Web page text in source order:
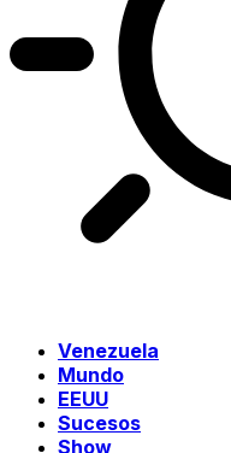
Venezuela
Mundo
EEUU
Sucesos
Show